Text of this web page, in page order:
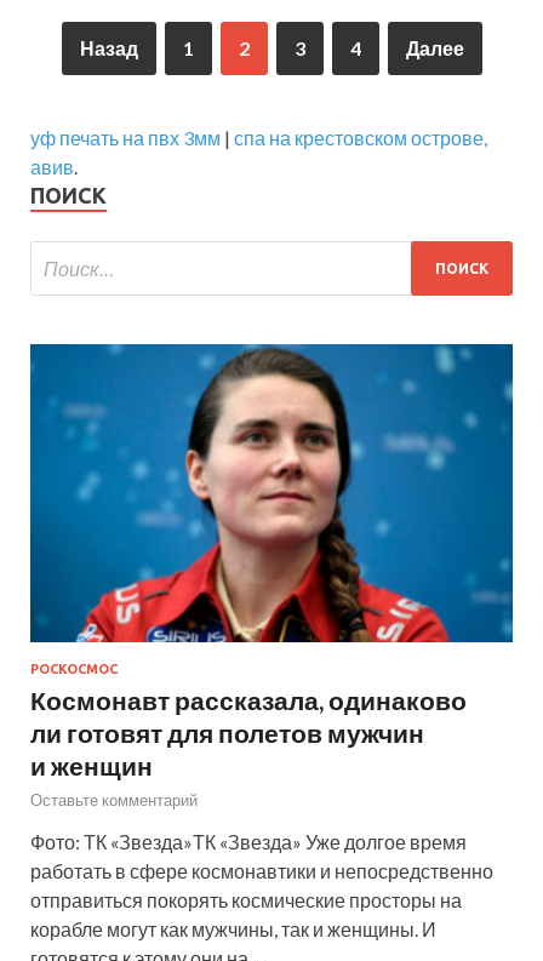
Назад 1 2 3 4 Далее
уф печать на пвх 3мм | спа на крестовском острове,
авив.
ПОИСК
РОСКОСМОС
Космонавт рассказала, одинаково
ли готовят для полетов мужчин
и женщин
Оставьте комментарий
Фото: ТК «Звезда»ТК «Звезда» Уже долгое время
работать в сфере космонавтики и непосредственно
отправиться покорять космические просторы на
корабле могут как мужчины, так и женщины. И